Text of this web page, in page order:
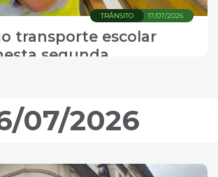
17/07/2026
TRÂNSITO
transporte escolar
segunda
07/2026